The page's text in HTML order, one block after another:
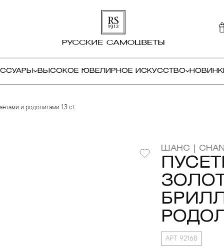
ВЫСОКОЕ ЮВЕЛИРНОЕ ИСКУССТВО
и родолитами 1.3 ct
ШАНС |
АРТ. 92168